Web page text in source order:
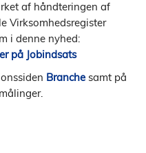
af håndteringen af
Virksomhedsregister
i denne nyhed:
på Jobindsats
Branche samt på